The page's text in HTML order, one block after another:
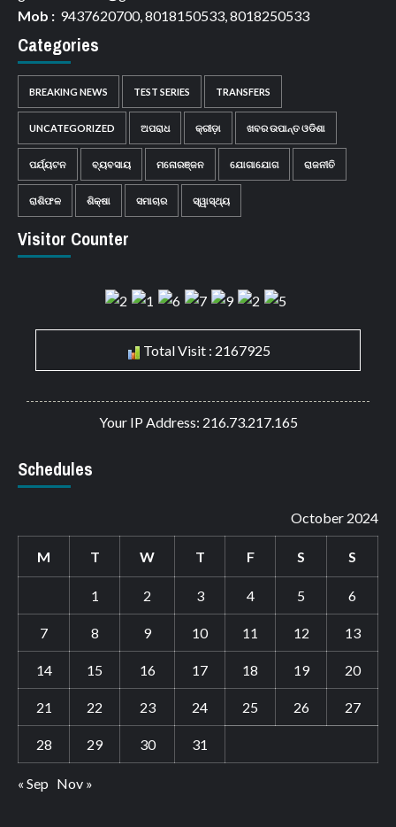
Mob : 9437620700, 8018150533, 8018250533
Categories
BREAKING NEWS TEST SERIES TRANSFERS
UNCATEGORIZED ଅପରାଧ କ୍ରୀଡ଼ା ଖବର ଉପାନ୍ତ ଓଡିଶା
ପର୍ଯ୍ୟଟନ ବ୍ୟବସାୟ ମନୋରଞ୍ଜନ ଯୋଗାଯୋଗ ରାଜନୀତି
ରାଶିଫଳ ଶିକ୍ଷା ସମାଚାର ସ୍ୱାସ୍ଥ୍ୟ
Visitor Counter
Total Visit : 2167925
Your IP Address: 216.73.217.165
Schedules
October 2024
M T W T F S S
1 2 3 4 5 6
7 8 9 10 11 12 13
14 15 16 17 18 19 20
21 22 23 24 25 26 27
28 29 30 31
« Sep Nov »